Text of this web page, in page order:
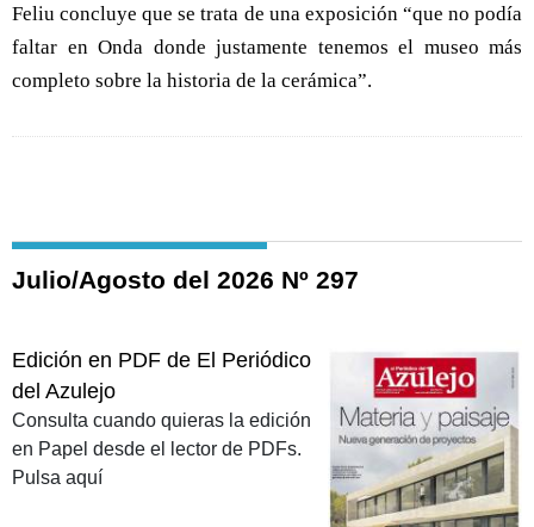
Feliu concluye que se trata de una exposición “que no podía
faltar en Onda donde justamente tenemos el museo más
completo sobre la historia de la cerámica”.
Julio/Agosto del 2026 Nº 297
Edición en PDF de El Periódico
del Azulejo
Consulta cuando quieras la edición
en Papel desde el lector de PDFs.
Pulsa aquí